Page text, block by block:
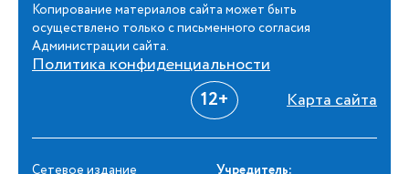
Копирование материалов сайта может быть
осуществлено только с письменного согласия
Администрации сайта.
Политика конфиденциальности
12+ Карта сайта
Сетевое издание
Учредитель: